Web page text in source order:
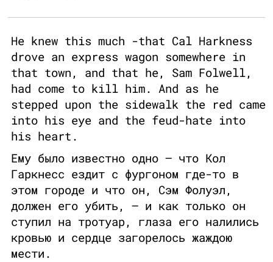
He knew this much -that Cal Harkness
drove an express wagon somewhere in
that town, and that he, Sam Folwell,
had come to kill him. And as he
stepped upon the sidewalk the red came
into his eye and the feud-hate into
his heart.
Ему было известно одно – что Кол
Гаркнесс ездит с фургоном где-то в
этом городе и что он, Сэм Фолуэл,
должен его убить, – и как только он
ступил на тротуар, глаза его налились
кровью и сердце загорелось жаждою
мести.